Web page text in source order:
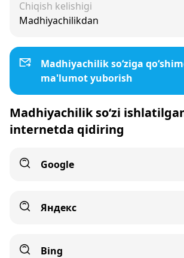
Chiqish kelishigi
Madhiyachilikdan
Madhiyachilik so‘ziga
ma'lumot yuborish
Madhiyachilik so‘zi
internetda qidiring
Google
Яндекс
Bing